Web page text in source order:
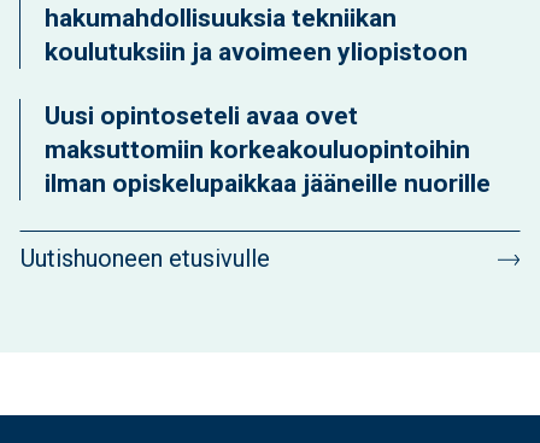
hakumahdollisuuksia tekniikan
koulutuksiin ja avoimeen yliopistoon
Uusi opintoseteli avaa ovet
maksuttomiin korkeakouluopintoihin
ilman opiskelupaikkaa jääneille nuorille
Uutishuoneen etusivulle